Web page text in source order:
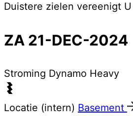
Duistere zielen vereenigt
ZA 21-DEC-2024
Stroming Dynamo Heavy
Locatie (intern) Basement